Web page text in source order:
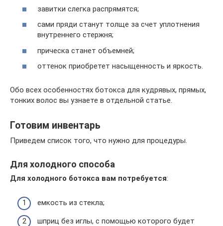
завитки слегка распрямятся;
сами пряди станут толще за счет уплотнения
внутреннего стержня;
прическа станет объемней;
оттенок приобретет насыщенность и яркость.
Обо всех особенностях ботокса для кудрявых, прямых,
тонких волос вы узнаете в отдельной статье.
Готовим инвентарь
Приведем список того, что нужно для процедуры.
Для холодного способа
Для холодного ботокса вам потребуется:
емкость из стекла;
шприц без иглы, с помощью которого будет